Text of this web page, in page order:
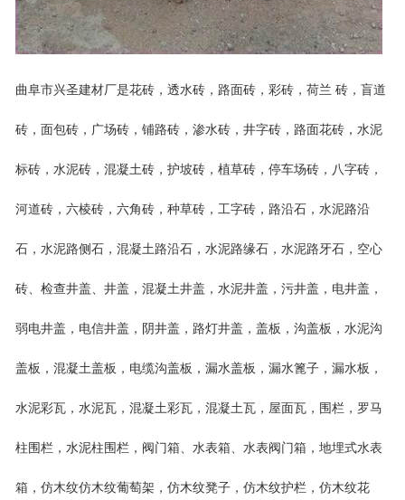
联系我们
曲阜市兴圣建材厂是花砖，透水砖，路面砖，彩砖，荷兰 砖，盲道
砖，面包砖，广场砖，铺路砖，渗水砖，井字砖，路面花砖，水泥
标砖，水泥砖，混凝土砖，护坡砖，植草砖，停车场砖，八字砖，
河道砖，六棱砖，六角砖，种草砖，工字砖，路沿石，水泥路沿
石，水泥路侧石，混凝土路沿石，水泥路缘石，水泥路牙石，空心
砖、检查井盖、井盖，混凝土井盖，水泥井盖，污井盖，电井盖，
弱电井盖，电信井盖，阴井盖，路灯井盖，盖板，沟盖板，水泥沟
盖板，混凝土盖板，电缆沟盖板，漏水盖板，漏水篦子，漏水板，
水泥彩瓦，水泥瓦，混凝土彩瓦，混凝土瓦，屋面瓦，围栏，罗马
柱围栏，水泥柱围栏，阀门箱、水表箱、水表阀门箱，地埋式水表
箱，仿木纹仿木纹葡萄架，仿木纹凳子，仿木纹护栏，仿木纹花